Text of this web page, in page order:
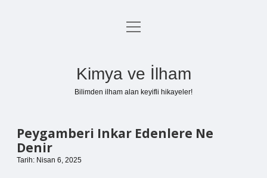
Anasayfa
menüyü
Kimya ve İlham
Bilimden ilham alan keyifli hikayeler!
Peygamberi Inkar Edenlere Ne
Denir
Tarih: Nisan 6, 2025